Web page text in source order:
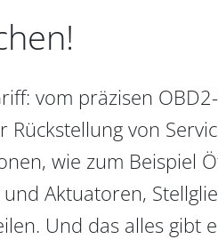
vom präzisen
von
wie zum Beispiel
Aktuatoren,
Und das alles gibt